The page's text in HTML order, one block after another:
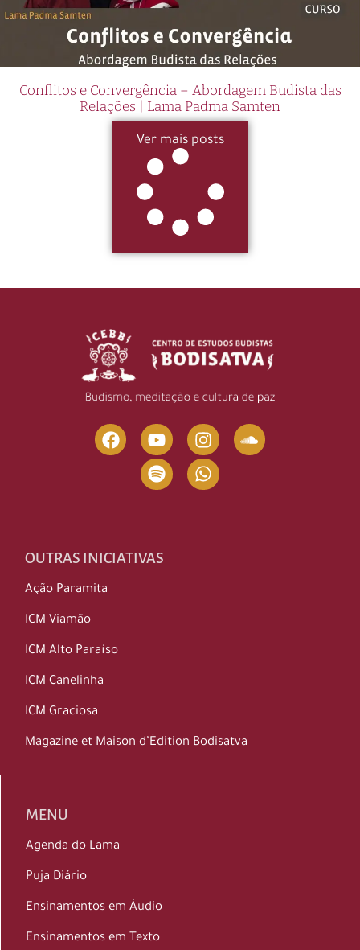
Conflitos e Convergência – Abordagem Budista das
Relações | Lama Padma Samten
Ver mais posts
OUTRAS INICIATIVAS
Ação Paramita
ICM Viamão
ICM Alto Paraíso
ICM Canelinha
ICM Graciosa
Magazine et Maison d’Édition Bodisatva
MENU
Agenda do Lama
Puja Diário
Ensinamentos em Áudio
Ensinamentos em Texto